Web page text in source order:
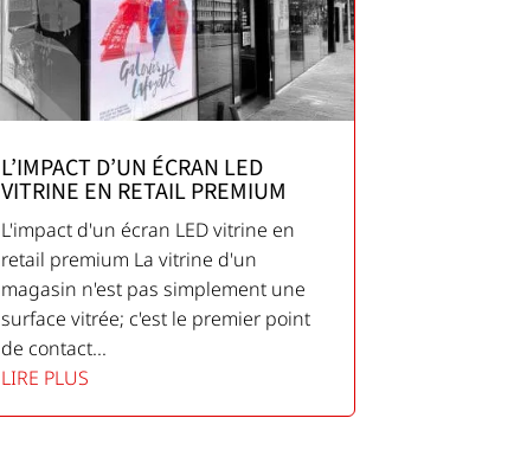
L’IMPACT D’UN ÉCRAN LED
VITRINE EN RETAIL PREMIUM
L'impact d'un écran LED vitrine en
retail premium La vitrine d'un
magasin n'est pas simplement une
surface vitrée; c'est le premier point
de contact...
LIRE PLUS